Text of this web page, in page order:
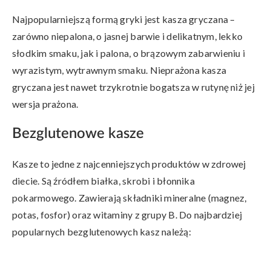
Najpopularniejszą formą gryki jest kasza gryczana –
zarówno niepalona, o jasnej barwie i delikatnym, lekko
słodkim smaku, jak i palona, o brązowym zabarwieniu i
wyrazistym, wytrawnym smaku. Nieprażona kasza
gryczana jest nawet trzykrotnie bogatsza w rutynę niż jej
wersja prażona.
Bezglutenowe kasze
Kasze to jedne z najcenniejszych produktów w zdrowej
diecie. Są źródłem białka, skrobi i błonnika
pokarmowego. Zawierają składniki mineralne (magnez,
potas, fosfor) oraz witaminy z grupy B. Do najbardziej
popularnych bezglutenowych kasz należą: